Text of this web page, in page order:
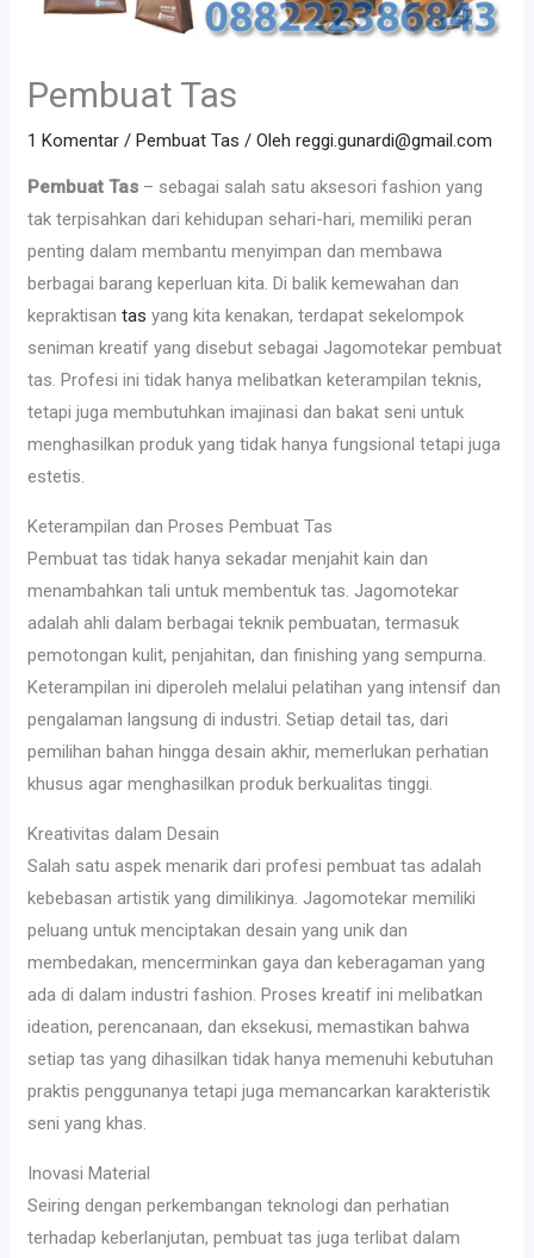
Pembuat Tas
1 Komentar /Pembuat Tas / Olehreggi.gunardi@gmail.com
Pembuat Tas – sebagai salah satu aksesori fashion yang
tak terpisahkan dari kehidupan sehari-hari, memiliki peran
penting dalam membantu menyimpan dan membawa
berbagai barang keperluan kita. Di balik kemewahan dan
kepraktisantas yang kita kenakan, terdapat sekelompok
seniman kreatif yang disebut sebagai Jagomotekar pembuat
tas. Profesi ini tidak hanya melibatkan keterampilan teknis,
tetapi juga membutuhkan imajinasi dan bakat seni untuk
menghasilkan produk yang tidak hanya fungsional tetapi juga
estetis.
Keterampilan dan Proses Pembuat Tas
Pembuat tas tidak hanya sekadar menjahit kain dan
menambahkan tali untuk membentuk tas. Jagomotekar
adalah ahli dalam berbagai teknik pembuatan, termasuk
pemotongan kulit, penjahitan, dan finishing yang sempurna.
Keterampilan ini diperoleh melalui pelatihan yang intensif dan
pengalaman langsung di industri. Setiap detail tas, dari
pemilihan bahan hingga desain akhir, memerlukan perhatian
khusus agar menghasilkan produk berkualitas tinggi.
Kreativitas dalam Desain
Salah satu aspek menarik dari profesi pembuat tas adalah
kebebasan artistik yang dimilikinya. Jagomotekar memiliki
peluang untuk menciptakan desain yang unik dan
membedakan, mencerminkan gaya dan keberagaman yang
ada di dalam industri fashion. Proses kreatif ini melibatkan
ideation, perencanaan, dan eksekusi, memastikan bahwa
setiap tas yang dihasilkan tidak hanya memenuhi kebutuhan
praktis penggunanya tetapi juga memancarkan karakteristik
seni yang khas.
Inovasi Material
Seiring dengan perkembangan teknologi dan perhatian
terhadap keberlanjutan, pembuat tas juga terlibat dalam